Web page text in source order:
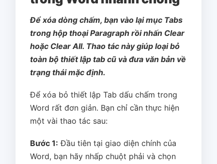
Để xóa dòng chấm, bạn vào lại mục Tabs
trong hộp thoại Paragraph rồi nhấn Clear
hoặc Clear All. Thao tác này giúp loại bỏ
toàn bộ thiết lập tab cũ và đưa văn bản về
trạng thái mặc định.
Để xóa bỏ thiết lập Tab dấu chấm trong
Word rất đơn giản. Bạn chỉ cần thực hiện
một vài thao tác sau:
Bước 1: Đầu tiên tại giao diện chính của
Word, bạn hãy nhấp chuột phải và chọn